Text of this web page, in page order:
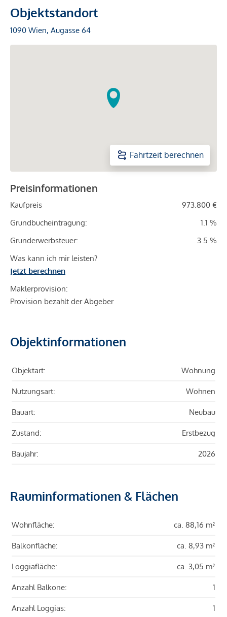
Objektstandort
1090 Wien, Augasse 64
Fahrtzeit berechnen
Preisinformationen
Kaufpreis
973.800 €
Grundbucheintragung:
1.1 %
Grunderwerbsteuer:
3.5 %
Was kann ich mir leisten?
Jetzt berechnen
Maklerprovision:
Provision bezahlt der Abgeber
Objektinformationen
Objektart: Wohnung
Nutzungsart: Wohnen
Bauart: Neubau
Zustand: Erstbezug
Baujahr: 2026
Rauminformationen & Flächen
Wohnfläche: ca. 88,16 m²
Balkonfläche: ca. 8,93 m²
Loggiafläche: ca. 3,05 m²
Anzahl Balkone: 1
Anzahl Loggias: 1